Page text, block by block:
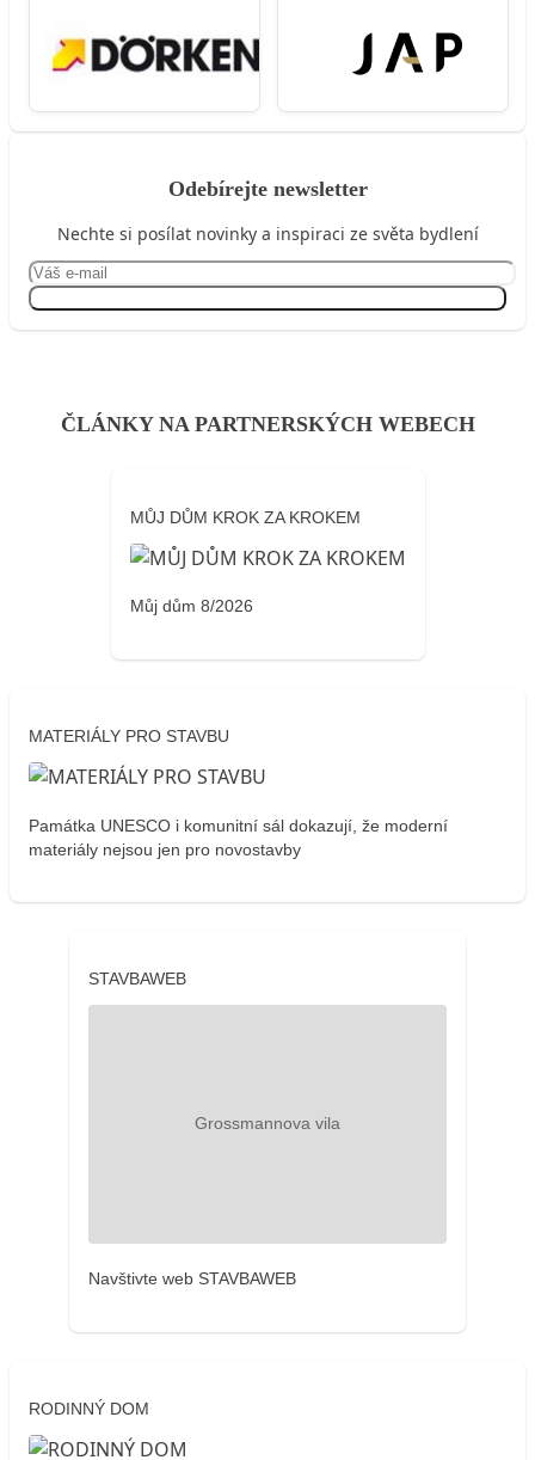
Odebírejte newsletter
Nechte si posílat novinky a inspiraci ze světa bydlení
ČLÁNKY NA PARTNERSKÝCH WEBECH
MŮJ DŮM KROK ZA KROKEM
Můj dům 8/2026
MATERIÁLY PRO STAVBU
Památka UNESCO i komunitní sál dokazují, že moderní
materiály nejsou jen pro novostavby
STAVBAWEB
Navštivte web STAVBAWEB
RODINNÝ DOM